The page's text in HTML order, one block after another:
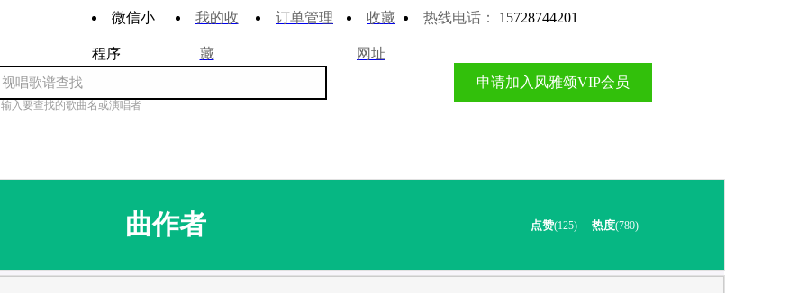
微信小
程序
我的收
藏
订单管理 收藏
网址
热线电话： 15728744201
输入要查找的歌曲名或演唱者
申请加入风雅颂VIP会员
曲作者 点赞(125) 热度(780)